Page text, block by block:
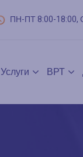
ПН-ПТ 8:00-18:00,
Услуги ВРТ